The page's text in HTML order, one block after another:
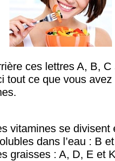
ces lettres A, B,
tout ce que vous
vitamines se divisent
dans l’eau : B
graisses : A, D, E et